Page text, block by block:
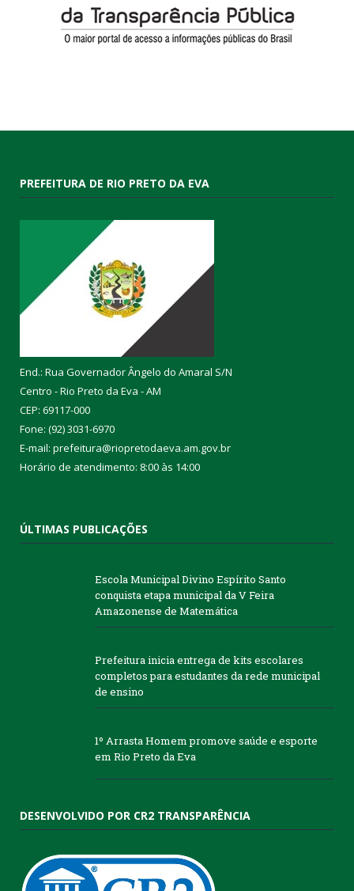
PREFEITURA DE RIO PRETO DA EVA
End.: Rua Governador Ângelo do Amaral S/N
Centro - Rio Preto da Eva - AM
CEP: 69117-000
Fone: (92) 3031-6970
E-mail: prefeitura@riopretodaeva.am.gov.br
Horário de atendimento: 8:00 às 14:00
ÚLTIMAS PUBLICAÇÕES
Escola Municipal Divino Espírito Santo
conquista etapa municipal da V Feira
Amazonense de Matemática
Prefeitura inicia entrega de kits escolares
completos para estudantes da rede municipal
de ensino
1º Arrasta Homem promove saúde e esporte
em Rio Preto da Eva
DESENVOLVIDO POR CR2 TRANSPARÊNCIA